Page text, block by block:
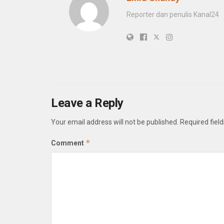
Reporter dan penulis Kanal24
Leave a Reply
Your email address will not be published. Required
Comment *